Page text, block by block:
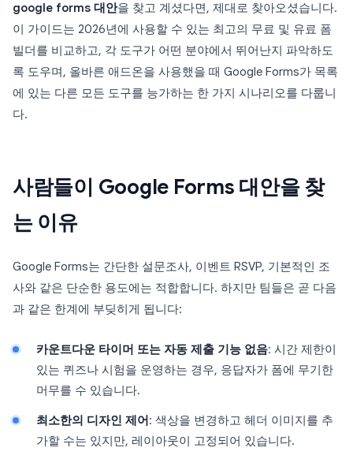
google forms 대안을 찾고 계셨다면, 제대로 찾아오셨습니다.
이 가이드는 2026년에 사용할 수 있는 최고의 무료 및 유료 폼
빌더를 비교하고, 각 도구가 어떤 분야에서 뛰어난지 파악하도
록 도우며, 올바른 애드온을 사용했을 때 Google Forms가 목록
에 있는 다른 모든 도구를 능가하는 한 가지 시나리오를 다룹니
다.
사람들이 Google Forms 대안을 찾
는 이유
Google Forms는 간단한 설문조사, 이벤트 RSVP, 기본적인 조
사와 같은 단순한 용도에는 적합합니다. 하지만 팀들은 곧 다음
과 같은 한계에 부딪히게 됩니다:
카운트다운 타이머 또는 자동 제출 기능 없음: 시간 제한이
있는 퀴즈나 시험을 운영하는 경우, 응답자가 폼에 무기한
머무를 수 있습니다.
최소한의 디자인 제어 : 색상을 변경하고 헤더 이미지를 추
가할 수는 있지만, 레이아웃이 고정되어 있습니다.